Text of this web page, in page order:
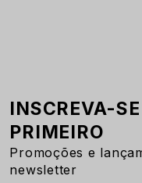
INSCREVA-
PRIMEIRO
Promoções e
newsletter